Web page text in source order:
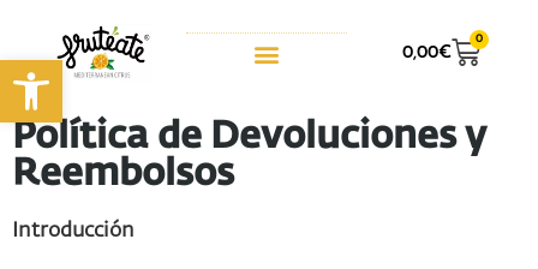
Abrir barra de herramientas
0,00€
0
Política de Devoluciones y
Reembolsos
Introducción